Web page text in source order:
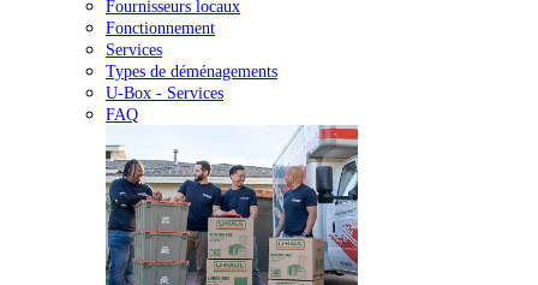
Fournisseurs locaux
Fonctionnement
Services
Types de déménagements
U-Box - Services
FAQ